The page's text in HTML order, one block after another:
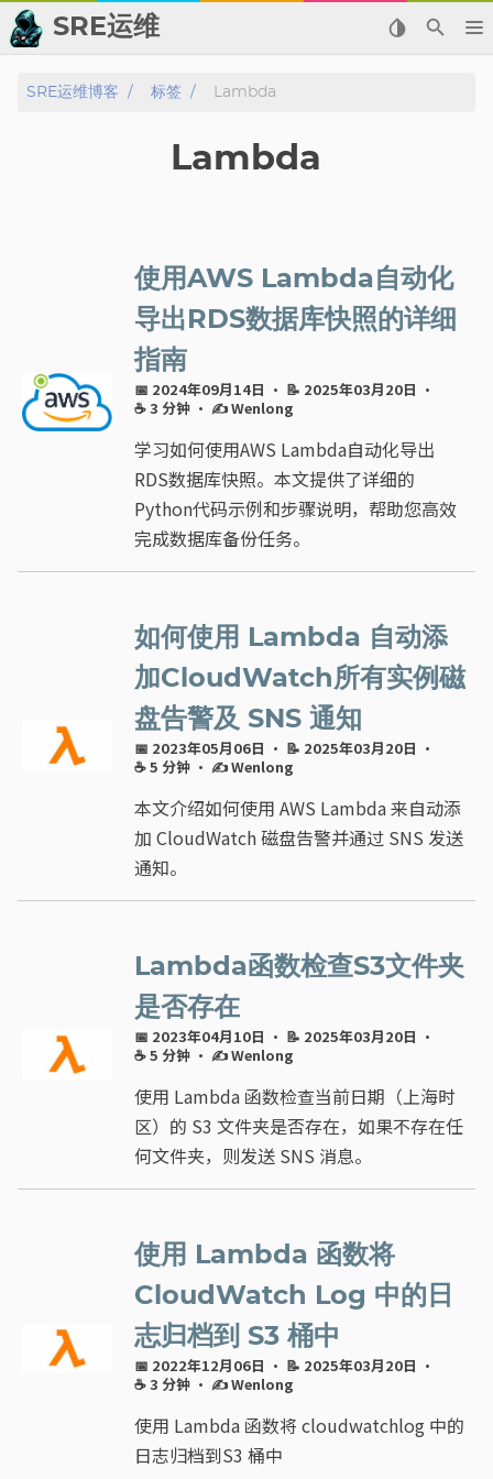
SRE运维
📂 归档
分类
SRE运维博客 标签 Lambda
Lambda
使用AWS Lambda自动化
导出RDS数据库快照的详细
指南
📅 2024年09月14日 · 📝 2025年03月20日 ·
☕ 3 分钟 · ✍ Wenlong
学习如何使用AWS Lambda自动化导出
RDS数据库快照。本文提供了详细的
Python代码示例和步骤说明，帮助您高效
完成数据库备份任务。
如何使用 Lambda 自动添
加CloudWatch所有实例磁
盘告警及 SNS 通知
📅 2023年05月06日 · 📝 2025年03月20日 ·
☕ 5 分钟 · ✍ Wenlong
本文介绍如何使用 AWS Lambda 来自动添
加 CloudWatch 磁盘告警并通过 SNS 发送
通知。
Lambda函数检查S3文件夹
是否存在
📅 2023年04月10日 · 📝 2025年03月20日 ·
☕ 5 分钟 · ✍ Wenlong
使用 Lambda 函数检查当前日期（上海时
区）的 S3 文件夹是否存在，如果不存在任
何文件夹，则发送 SNS 消息。
使用 Lambda 函数将
CloudWatch Log 中的日
志归档到 S3 桶中
📅 2022年12月06日 · 📝 2025年03月20日 ·
☕ 3 分钟 · ✍ Wenlong
使用 Lambda 函数将 cloudwatchlog 中的
日志归档到S3 桶中